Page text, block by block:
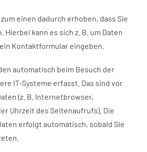
einen dadurch erhoben, dass Sie
kann es sich z. B. um Daten
Kontaktformular eingeben.
automatisch beim Besuch der
IT-Systeme erfasst. Das sind vor
(z. B. Internetbrowser,
Uhrzeit des Seitenaufrufs). Die
erfolgt automatisch, sobald Sie